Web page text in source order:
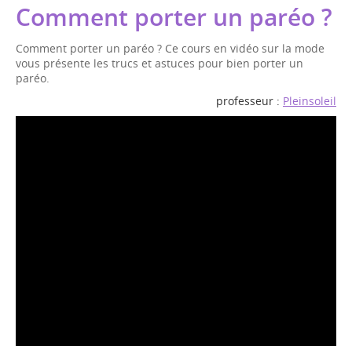
Comment porter un paréo ?
Comment porter un paréo ? Ce cours en vidéo sur la mode
vous présente les trucs et astuces pour bien porter un
paréo.
professeur : Pleinsoleil